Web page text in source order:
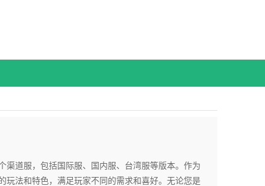
渠道服，包括国际服、国内服、台湾服等版本。作为
玩法和特色，满足玩家不同的需求和喜好。无论您是